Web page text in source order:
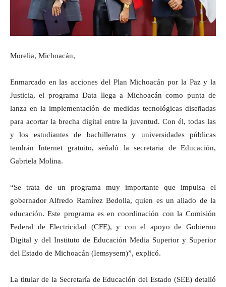
Morelia, Michoacán,
Enmarcado en las acciones del Plan Michoacán por la Paz y la
Justicia, el programa Data llega a Michoacán como punta de
lanza en la implementación de medidas tecnológicas diseñadas
para acortar la brecha digital entre la juventud. Con él, todas las
y los estudiantes de bachilleratos y universidades públicas
tendrán Internet gratuito, señaló la secretaria de Educación,
Gabriela Molina.
“Se trata de un programa muy importante que impulsa el
gobernador Alfredo Ramírez Bedolla, quien es un aliado de la
educación. Este programa es en coordinación con la Comisión
Federal de Electricidad (CFE), y con el apoyo de Gobierno
Digital y del Instituto de Educación Media Superior y Superior
del Estado de Michoacán (Iemsysem)”, explicó.
La titular de la Secretaría de Educación del Estado (SEE) detalló